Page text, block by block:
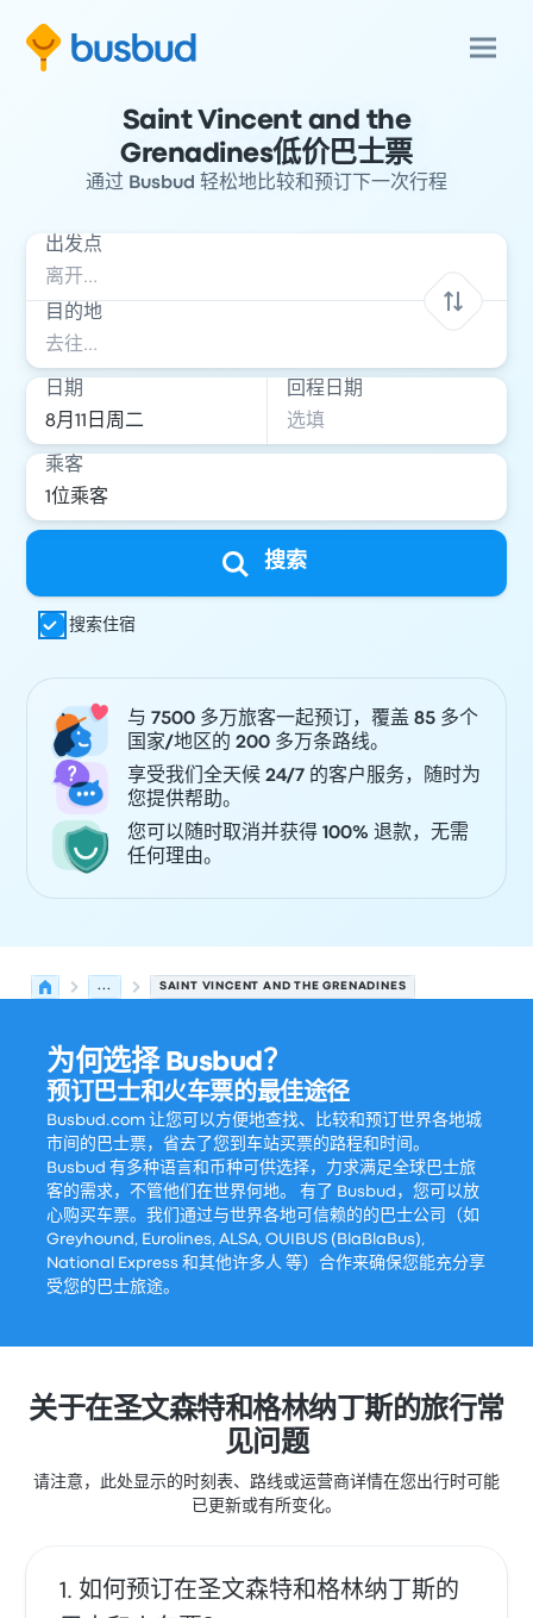
Saint Vincent and the
Grenadines低价巴士票
通过 Busbud 轻松地比较和预订下一次行程
出发点
目的地
日期 回程日期
乘客
搜索
搜索住宿
与 7500 多万旅客一起预订，覆盖 85 多个
国家/地区的 200 多万条路线。
享受我们全天候 24/7 的客户服务，随时为
您提供帮助。
您可以随时取消并获得 100% 退款，无需
任何理由。
... SAINT VINCENT AND THE GRENADINES
为何选择 Busbud？
预订巴士和火车票的最佳途径
Busbud.com 让您可以方便地查找、比较和预订世界各地城
市间的巴士票，省去了您到车站买票的路程和时间。
Busbud 有多种语言和币种可供选择，力求满足全球巴士旅
客的需求，不管他们在世界何地。 有了 Busbud，您可以放
心购买车票。我们通过与世界各地可信赖的的巴士公司（如
Greyhound, Eurolines, ALSA, OUIBUS (BlaBlaBus),
National Express 和其他许多人 等）合作来确保您能充分享
受您的巴士旅途。
关于在圣文森特和格林纳丁斯的旅行常
见问题
请注意，此处显示的时刻表、路线或运营商详情在您出行时可能
已更新或有所变化。
如何预订在圣文森特和格林纳丁斯的